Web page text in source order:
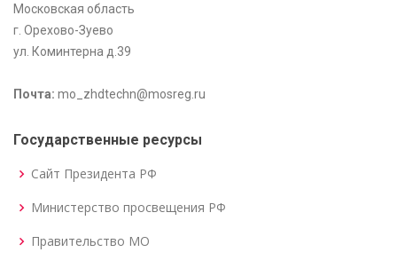
Московская область
г. Орехово-Зуево
ул. Коминтерна д.39
Почта: mo_zhdtechn@mosreg.ru
Государственные ресурсы
Сайт Президента РФ
Министерство просвещения РФ
Правительство МО